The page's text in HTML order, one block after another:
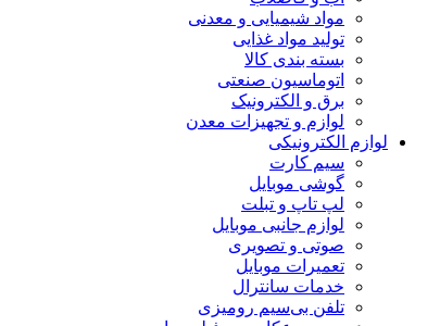
مواد شیمیایی و معدنی
تولید مواد غذایی
بسته بندی کالا
اتوماسیون صنعتی
برق و الکترونیک
لوازم و تجهیزات معدن
لوازم الکترونیکی
سیم کارت
گوشی موبایل
لپ تاپ و تبلت
لوازم جانبی موبایل
صوتی و تصویری
تعمیرات موبایل
خدمات سانترال
تلفن بی‌سیم رومیزی